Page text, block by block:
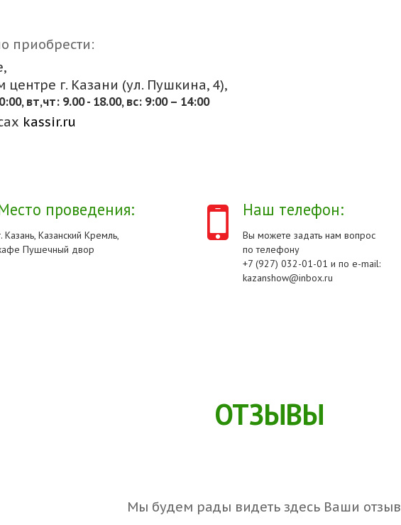
приобрести:
центре г. Казани (ул. Пушкина, 4),
вт,чт: 9.00 - 18.00, вс: 9:00 – 14:00
kassir.ru
проведения:
Казань, Казанский Кремль,
Пушечный двор
Наш телефон:
Вы можете задать нам вопрос
по телефону
+7 (927) 032-01-01 и по e-mail:
kazanshow@inbox.ru
ОТЗЫВЫ
Мы будем рады видеть здесь Ваши